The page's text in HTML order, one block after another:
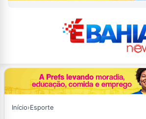
Início›Esporte